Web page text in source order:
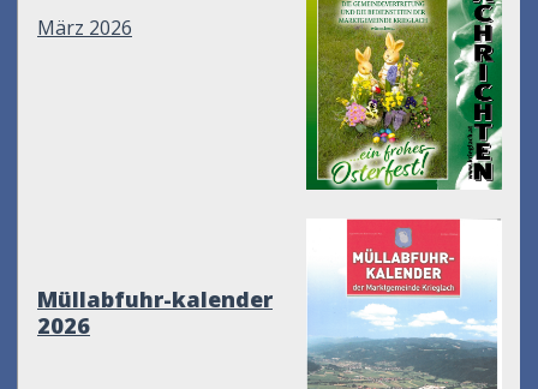
März 2026
Müllabfuhr-kalender
2026